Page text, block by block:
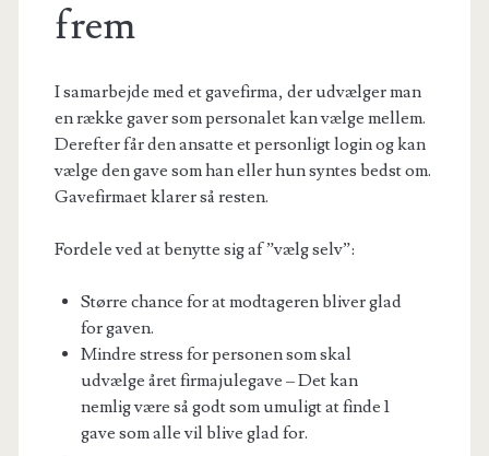
frem
I samarbejde med et gavefirma, der udvælger man
en række gaver som personalet kan vælge mellem.
Derefter får den ansatte et personligt login og kan
vælge den gave som han eller hun syntes bedst om.
Gavefirmaet klarer så resten.
Fordele ved at benytte sig af ”vælg selv”:
Større chance for at modtageren bliver glad
for gaven.
Mindre stress for personen som skal
udvælge året firmajulegave – Det kan
nemlig være så godt som umuligt at finde 1
gave som alle vil blive glad for.